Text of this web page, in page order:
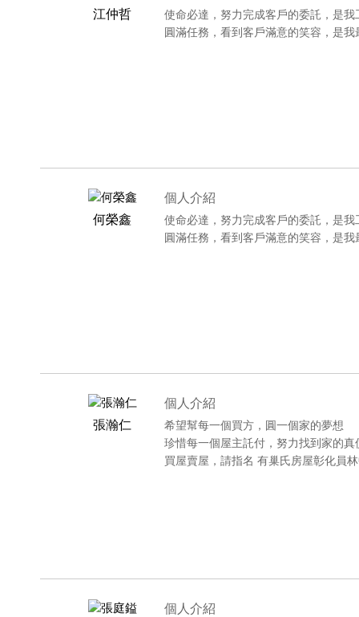
江仲哲
使命必達，努力完成客戶的委託，是我
圓滿任務，看到客戶滿意的笑容，是我
何榮鑫
個人介紹
使命必達，努力完成客戶的委託，是我
圓滿任務，看到客戶滿意的笑容，是我
張瀚仁
個人介紹
希望幫每一個買方，圓一個家的夢想
珍惜每一個屋主託付，努力找到家的真
買屋賣屋，請指名 有巢氏房屋彰化員
個人介紹